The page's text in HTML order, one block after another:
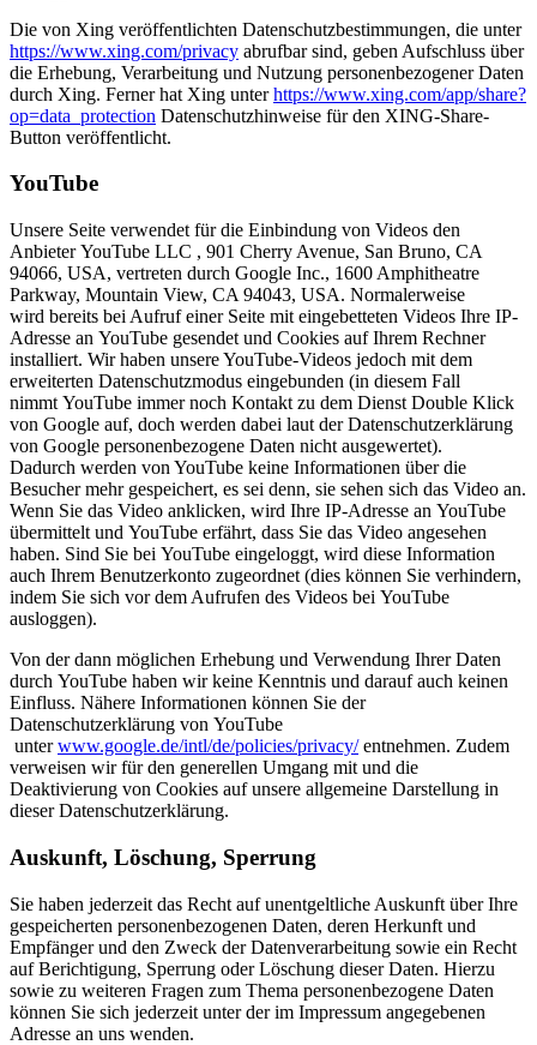
Die von Xing veröffentlichten Datenschutzbestimmungen, die unter
https://www.xing.com/privacy abrufbar sind, geben Aufschluss über
die Erhebung, Verarbeitung und Nutzung personenbezogener Daten
durch Xing. Ferner hat Xing unterhttps://www.xing.com/app/share?
op=data_protection Datenschutzhinweise für den XING-Share-
Button veröffentlicht.
YouTube
Unsere Seite verwendet für die Einbindung von Videos den
Anbieter YouTube LLC , 901 Cherry Avenue, San Bruno, CA
94066, USA, vertreten durch Google Inc., 1600 Amphitheatre
Parkway, Mountain View, CA 94043, USA. Normalerweise
wird bereits bei Aufruf einer Seite mit eingebetteten Videos Ihre IP-
Adresse an YouTube gesendet und Cookies auf Ihrem Rechner
installiert. Wir haben unsere YouTube-Videos jedoch mit dem
erweiterten Datenschutzmodus eingebunden (in diesem Fall
nimmt YouTube immer noch Kontakt zu dem Dienst Double Klick
von Google auf, doch werden dabei laut der Datenschutzerklärung
von Google personenbezogene Daten nicht ausgewertet).
Dadurch werden von YouTube keine Informationen über die
Besucher mehr gespeichert, es sei denn, sie sehen sich das Video an.
Wenn Sie das Video anklicken, wird Ihre IP-Adresse an YouTube
übermittelt und YouTube erfährt, dass Sie das Video angesehen
haben. Sind Sie bei YouTube eingeloggt, wird diese Information
auch Ihrem Benutzerkonto zugeordnet (dies können Sie verhindern,
indem Sie sich vor dem Aufrufen des Videos bei YouTube
ausloggen).
Von der dann möglichen Erhebung und Verwendung Ihrer Daten
durch YouTube haben wir keine Kenntnis und darauf auch keinen
Einfluss. Nähere Informationen können Sie der
Datenschutzerklärung von YouTube
unterwww.google.de/intl/de/policies/privacy/entnehmen. Zudem
verweisen wir für den generellen Umgang mit und die
Deaktivierung von Cookies auf unsere allgemeine Darstellung in
dieser Datenschutzerklärung.
Auskunft, Löschung, Sperrung
Sie haben jederzeit das Recht auf unentgeltliche Auskunft über Ihre
gespeicherten personenbezogenen Daten, deren Herkunft und
Empfänger und den Zweck der Datenverarbeitung sowie ein Recht
auf Berichtigung, Sperrung oder Löschung dieser Daten. Hierzu
sowie zu weiteren Fragen zum Thema personenbezogene Daten
können Sie sich jederzeit unter der im Impressum angegebenen
Adresse an uns wenden.